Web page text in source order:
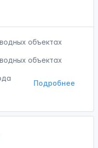
объектах
объектах
Подробнее